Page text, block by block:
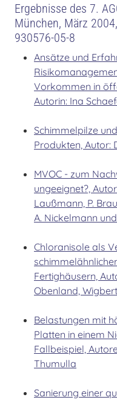
Ergebnisse des 7.
München, März
930576-05-8
Ansätze und
Vorkommen in
Autorin: Ina
Schimmelpilze
Produkten, Autor:
MVOC - zum
ungeeignet?,
Laußmann, P.
A. Nickelmann
Chloranisole als
Fertighäusern,
Obenland,
Belastungen mit
Platten in einem
Fallbeispiel,
Thumulla
Sanierung einer